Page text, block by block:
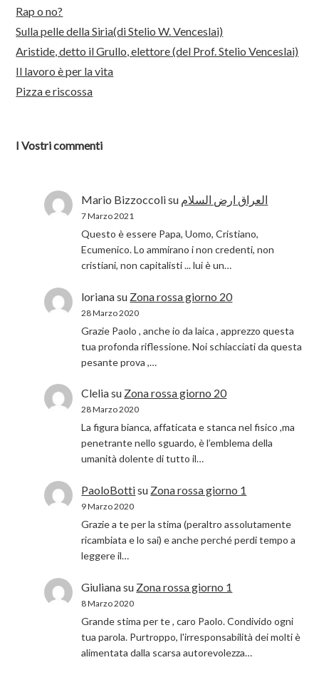
Rap o no?
Sulla pelle della Siria(di Stelio W. Venceslai)
Aristide, detto il Grullo, elettore (del Prof. Stelio Venceslai)
Il lavoro è per la vita
Pizza e riscossa
I Vostri commenti
Mario Bizzoccolisu العراق ارض السلام
7 Marzo 2021
Questo è essere Papa, Uomo, Cristiano,
Ecumenico. Lo ammirano i non credenti, non
cristiani, non capitalisti ... lui è un…
lorianasu Zona rossa giorno 20
28 Marzo 2020
Grazie Paolo , anche io da laica , apprezzo questa
tua profonda riflessione. Noi schiacciati da questa
pesante prova ,…
Cleliasu Zona rossa giorno 20
28 Marzo 2020
La figura bianca, affaticata e stanca nel fisico ,ma
penetrante nello sguardo, è l’emblema della
umanità dolente di tutto il…
PaoloBottisu Zona rossa giorno 1
9 Marzo 2020
Grazie a te per la stima (peraltro assolutamente
ricambiata e lo sai) e anche perché perdi tempo a
leggere il…
Giulianasu Zona rossa giorno 1
8 Marzo 2020
Grande stima per te , caro Paolo. Condivido ogni
tua parola. Purtroppo, l'irresponsabilità dei molti è
alimentata dalla scarsa autorevolezza…